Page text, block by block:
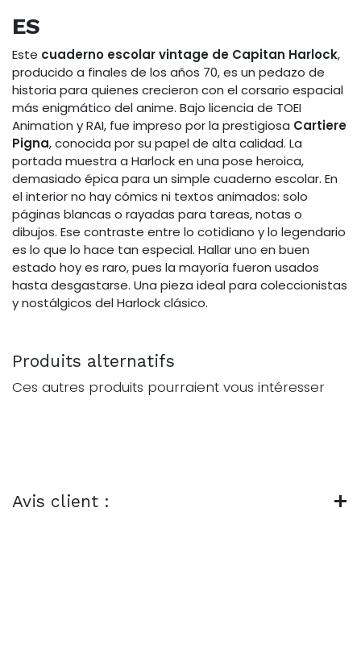
ES
Este cuaderno escolar vintage de Capitan Harlock,
producido a finales de los años 70, es un pedazo de
historia para quienes crecieron con el corsario espacial
más enigmático del anime. Bajo licencia de TOEI
Animation y RAI, fue impreso por la prestigiosa Cartiere
Pigna, conocida por su papel de alta calidad. La
portada muestra a Harlock en una pose heroica,
demasiado épica para un simple cuaderno escolar. En
el interior no hay cómics ni textos animados: solo
páginas blancas o rayadas para tareas, notas o
dibujos. Ese contraste entre lo cotidiano y lo legendario
es lo que lo hace tan especial. Hallar uno en buen
estado hoy es raro, pues la mayoría fueron usados
hasta desgastarse. Una pieza ideal para coleccionistas
y nostálgicos del Harlock clásico.
Produits alternatifs
Ces autres produits pourraient vous intéresser
Avis client :